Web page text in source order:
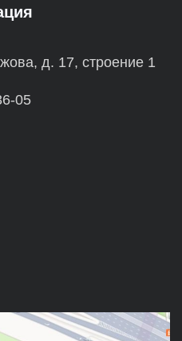
д. 17, строение 1
05